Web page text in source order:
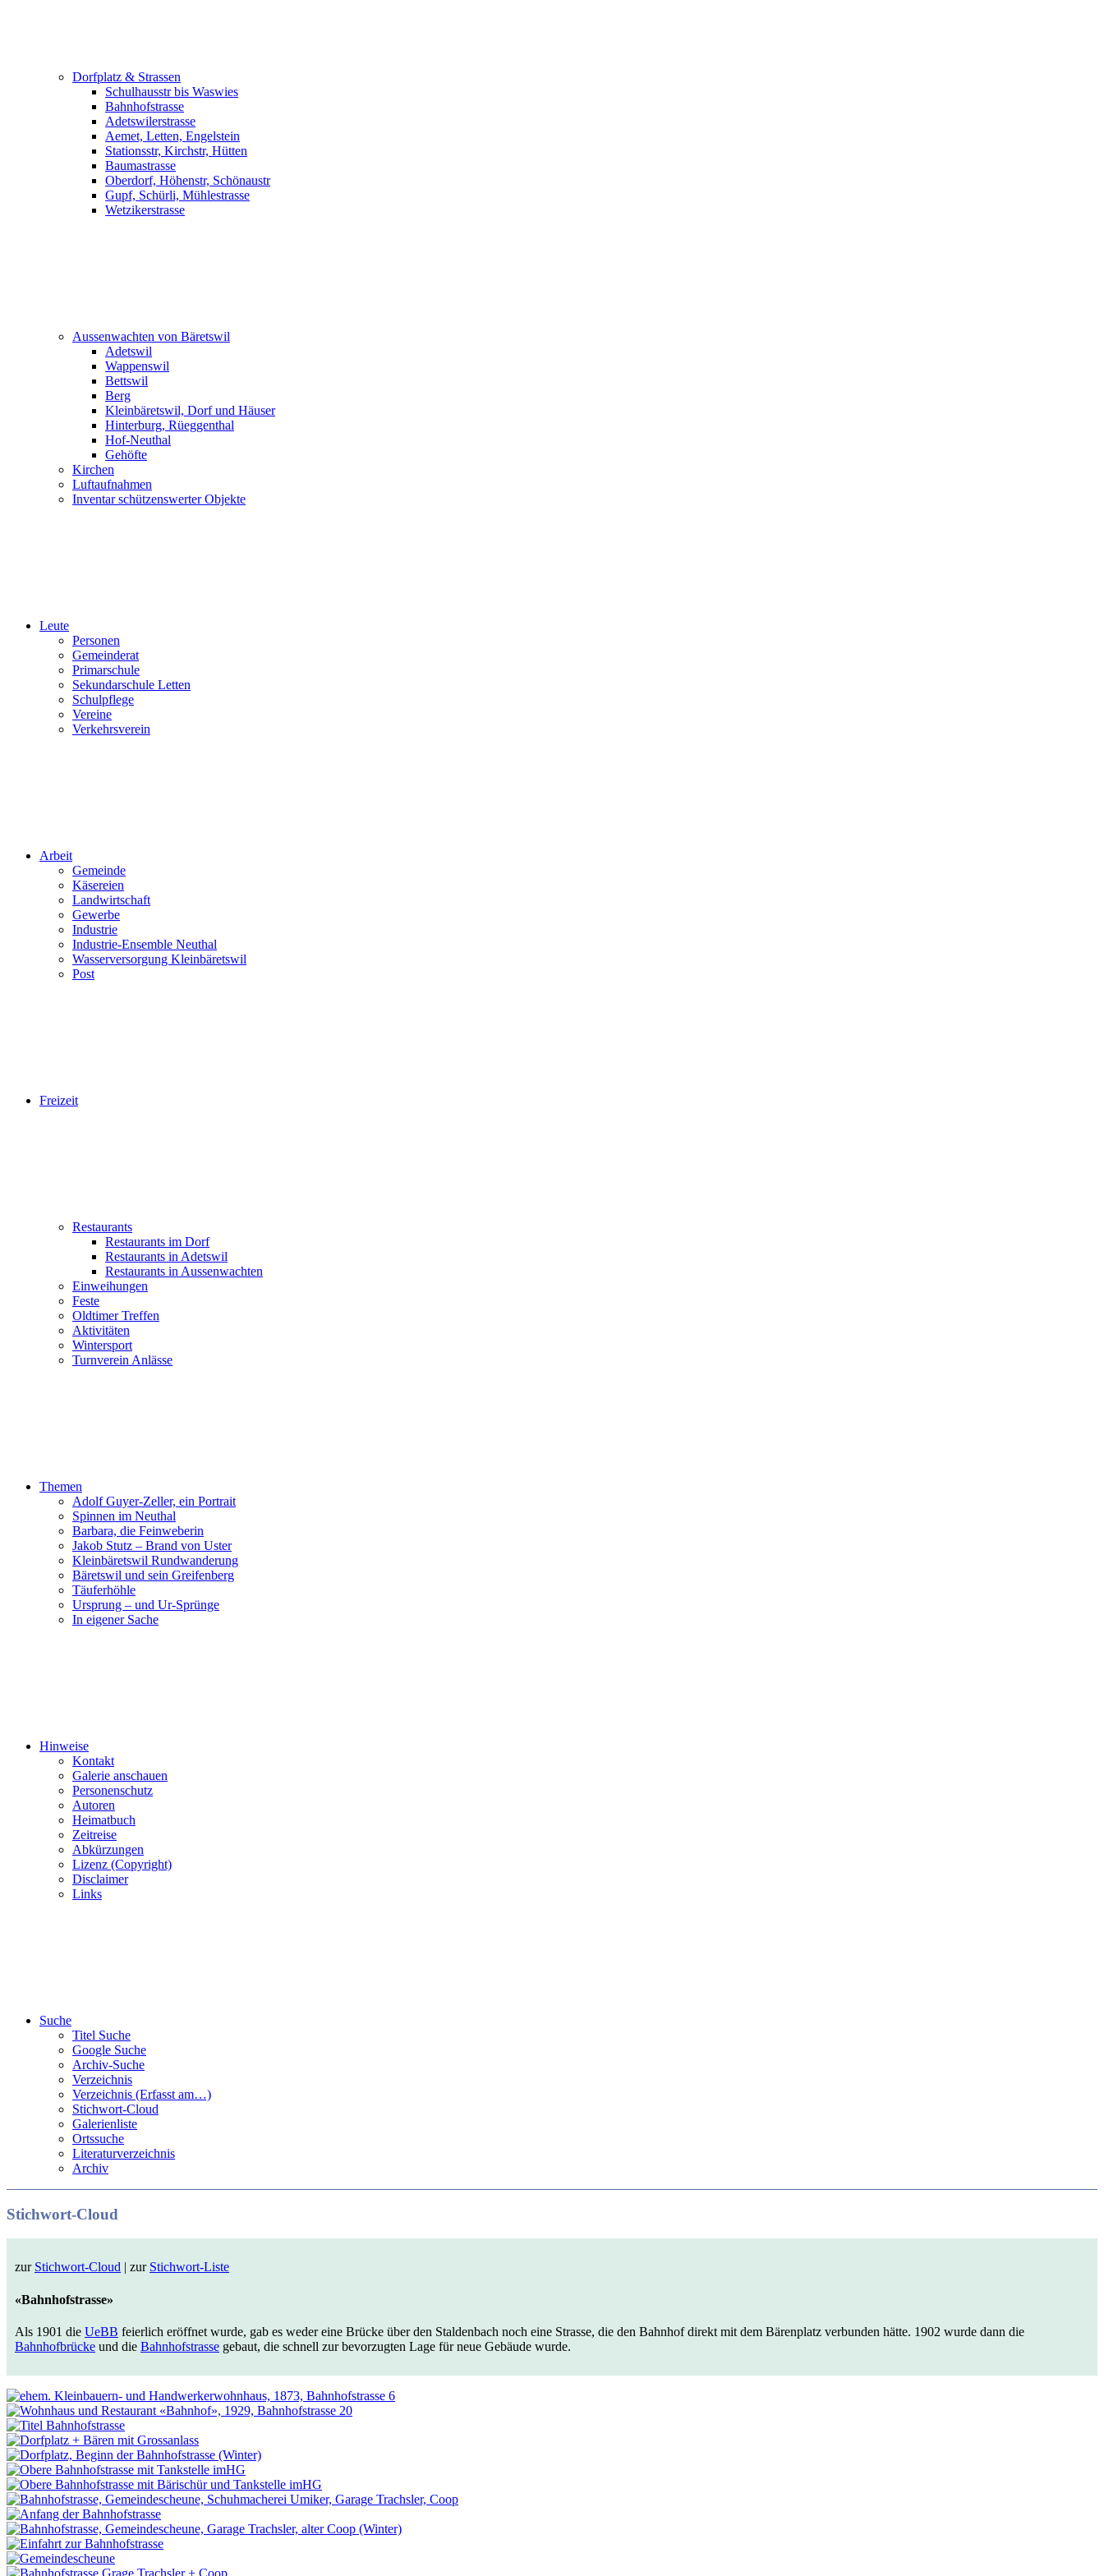
Dorfplatz & Strassen
Schulhausstr bis Waswies
Bahnhofstrasse
Adetswilerstrasse
Aemet, Letten, Engelstein
Stationsstr, Kirchstr, Hütten
Baumastrasse
Oberdorf, Höhenstr, Schönaustr
Gupf, Schürli, Mühlestrasse
Wetzikerstrasse
Aussenwachten von Bäretswil
Adetswil
Wappenswil
Bettswil
Berg
Kleinbäretswil, Dorf und Häuser
Hinterburg, Rüeggenthal
Hof-Neuthal
Gehöfte
Kirchen
Luftaufnahmen
Inventar schützenswerter Objekte
Leute
Personen
Gemeinderat
Primarschule
Sekundarschule Letten
Schulpflege
Vereine
Verkehrsverein
Arbeit
Gemeinde
Käsereien
Landwirtschaft
Gewerbe
Industrie
Industrie-Ensemble Neuthal
Wasserversorgung Kleinbäretswil
Post
Freizeit
Restaurants
Restaurants im Dorf
Restaurants in Adetswil
Restaurants in Aussenwachten
Einweihungen
Feste
Oldtimer Treffen
Aktivitäten
Wintersport
Turnverein Anlässe
Themen
Adolf Guyer-Zeller, ein Portrait
Spinnen im Neuthal
Barbara, die Feinweberin
Jakob Stutz – Brand von Uster
Kleinbäretswil Rundwanderung
Bäretswil und sein Greifenberg
Täuferhöhle
Ursprung – und Ur-Sprünge
In eigener Sache
Hinweise
Kontakt
Galerie anschauen
Personenschutz
Autoren
Heimatbuch
Zeitreise
Abkürzungen
Lizenz (Copyright)
Disclaimer
Links
Suche
Titel Suche
Google Suche
Archiv-Suche
Verzeichnis
Verzeichnis (Erfasst am…)
Stichwort-Cloud
Galerienliste
Ortssuche
Literaturverzeichnis
Archiv
Stichwort-Cloud
zur Stichwort-Cloud | zur Stichwort-Liste
«Bahnhofstrasse»
Als 1901 die UeBB feierlich eröffnet wurde, gab es weder eine Brücke über den Staldenbach noch eine Strasse, die den Bahnhof direkt mit dem Bärenplatz verbunden hätte. 1902 wurde dann die
Bahnhofbrücke und die Bahnhofstrasse gebaut, die schnell zur bevorzugten Lage für neue Gebäude wurde.